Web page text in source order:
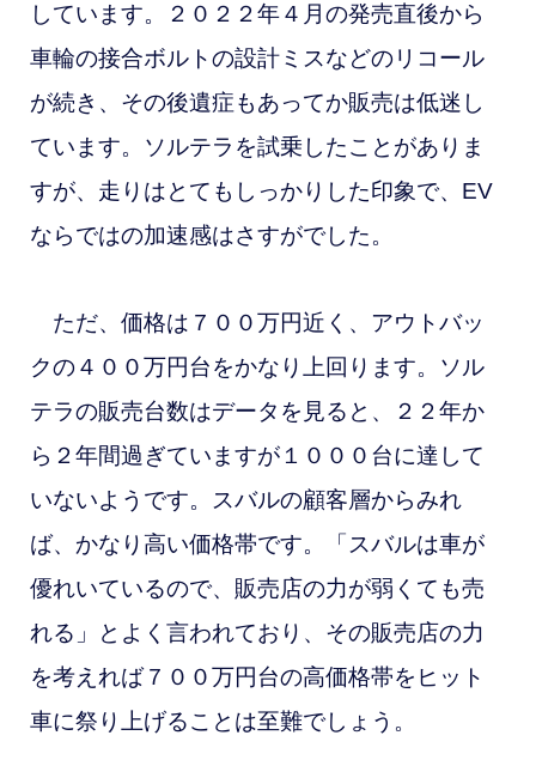
しています。２０２２年４月の発売直後から
車輪の接合ボルトの設計ミスなどのリコール
が続き、その後遺症もあってか販売は低迷し
ています。ソルテラを試乗したことがありま
すが、走りはとてもしっかりした印象で、EV
ならではの加速感はさすがでした。
ただ、価格は７００万円近く、アウトバッ
クの４００万円台をかなり上回ります。ソル
テラの販売台数はデータを見ると、２２年か
ら２年間過ぎていますが１０００台に達して
いないようです。スバルの顧客層からみれ
ば、かなり高い価格帯です。「スバルは車が
優れいているので、販売店の力が弱くても売
れる」とよく言われており、その販売店の力
を考えれば７００万円台の高価格帯をヒット
車に祭り上げることは至難でしょう。